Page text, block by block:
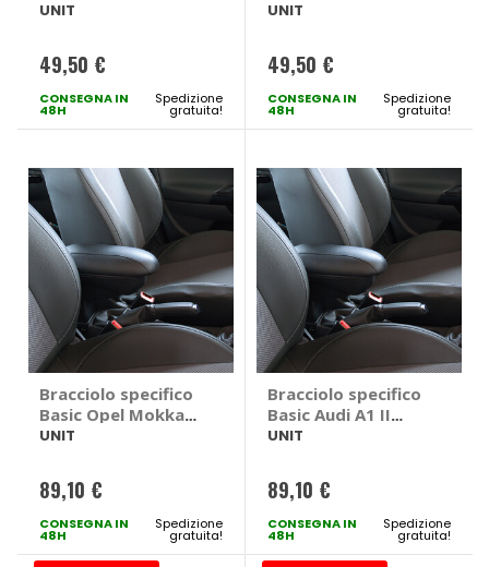
Cross 2015>2019 -
Cross 2015 > 2019
UNIT
49,50 €
CONSEGNA IN
48H
Spedizione
gratuita!
Coupe F22 2014> -
Coupe F22 2014 >
UNIT
49,50 €
CONSEGNA IN
48H
Spedizione
gratuita!
Bracciolo specifico
Basic Opel Mokka
2020> - UNIT Opel
UNIT
89,10 €
CONSEGNA IN
48H
Spedizione
gratuita!
Bracciolo specifico
Basic Audi A1 II
2018> - UNIT Audi
UNIT
89,10 €
CONSEGNA IN
48H
Spedizione
gratuita!